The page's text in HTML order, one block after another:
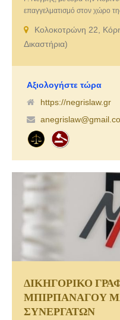
επαγγελματισμό στον χώρο
εκπροσώπησης σε ιδιώτες,
εμπειρία και συνεχή
υπευθυνότητα και υποθέσεις
Κολοκοτρώνη 22,
Δικαστήρια)
Αξιολογήστε τώρα
https://negrislaw.gr
ΔΙΚΗΓΟΡΙΚΟ
ΜΠΙΡΠΑΝΑΓΟΥ
ΣΥΝΕΡΓΑΤΩΝ